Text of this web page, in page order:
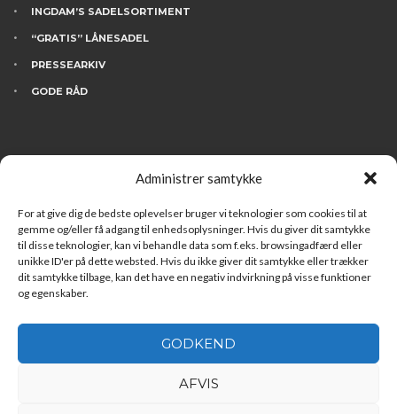
Administrer samtykke
For at give dig de bedste oplevelser bruger vi teknologier som cookies til at
gemme og/eller få adgang til enhedsoplysninger. Hvis du giver dit samtykke
til disse teknologier, kan vi behandle data som f.eks. browsingadfærd eller
unikke ID'er på dette websted. Hvis du ikke giver dit samtykke eller trækker
dit samtykke tilbage, kan det have en negativ indvirkning på visse funktioner
og egenskaber.
GODKEND
AFVIS
INGDAM’S SADELSORTIMENT
“GRATIS” LÅNESADEL
PRESSEARKIV
GODE RÅD
KONTAKT
HVEM ER VI
FINANSIERING
LEDIGE STILLINGER